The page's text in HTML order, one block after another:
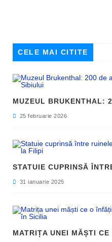
CELE MAI CITITE
25 februarie 2026
31 ianuarie 2025